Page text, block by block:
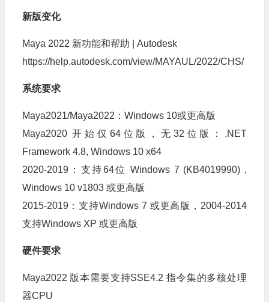
新版变化
Maya 2022 新功能和帮助 | Autodesk
https://help.autodesk.com/view/MAYAUL/2022/CHS/
系统要求
Maya2021/Maya2022：Windows 10或更高版
Maya2020 开始仅64位版，无32位版：.NET
Framework 4.8, Windows 10 x64
2020-2019：支持64位 Windows 7 (KB4019990) ,
Windows 10 v1803 或更高版
2015-2019：支持Windows 7 或更高版，2004-2014
支持Windows XP 或更高版
硬件要求
Maya2022 版本需要支持SSE4.2 指令集的多核处理
器CPU